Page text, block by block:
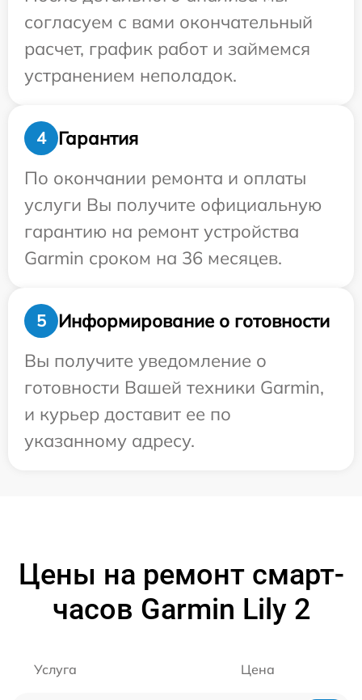
согласуем с вами окончательный
расчет, график работ и займемся
устранением неполадок.
4
Гарантия
По окончании ремонта и оплаты
услуги Вы получите официальную
гарантию на ремонт устройства
Garmin сроком на 36 месяцев.
5
Информирование о готовности
Вы получите уведомление о
готовности Вашей техники Garmin,
и курьер доставит ее по
указанному адресу.
Цены на ремонт смарт-
часов Garmin Lily 2
Услуга Цена